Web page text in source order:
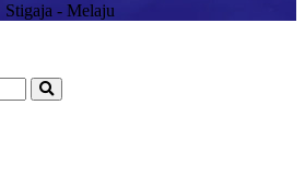
Stigaja - Melaju